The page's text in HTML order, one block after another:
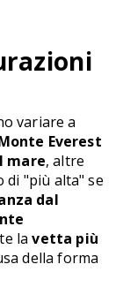
variare a
Everest
mare, altre
di "più alta" se
dal
lavetta più
della forma